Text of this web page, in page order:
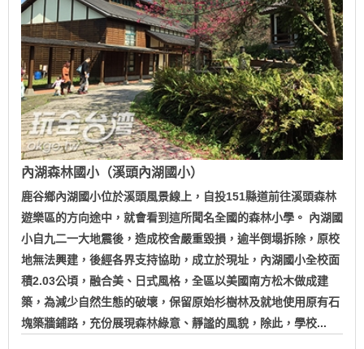
內湖森林國小（溪頭內湖國小）
鹿谷鄉內湖國小位於溪頭風景線上，自投151縣道前往溪頭森林
遊樂區的方向途中，就會看到這所聞名全國的森林小學。 內湖國
小自九二一大地震後，造成校舍嚴重毀損，逾半倒塌拆除，原校
地無法興建，後經各界支持協助，成立於現址，內湖國小全校面
積2.03公頃，融合美、日式風格，全區以美國南方松木做成建
築，為減少自然生態的破壞，保留原始杉樹林及就地使用原有石
塊築牆鋪路，充份展現森林綠意、靜謐的風貌，除此，學校...